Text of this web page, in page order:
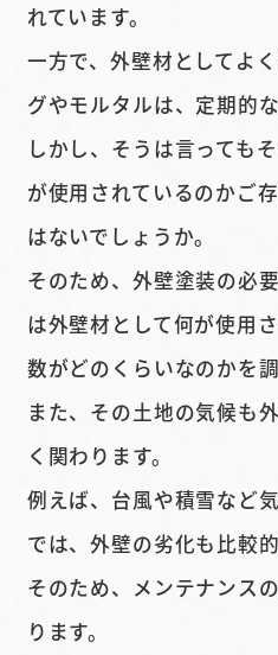
れています。
一方で、外壁材としてよ
グやモルタルは、定期的
しかし、そうは言っても
が使用されているのかご
はないでしょうか。
そのため、外壁塗装の必
は外壁材として何が使用
数がどのくらいなのかを
また、その土地の気候も
く関わります。
例えば、台風や積雪など
では、外壁の劣化も比較
そのため、メンテナンス
ります。